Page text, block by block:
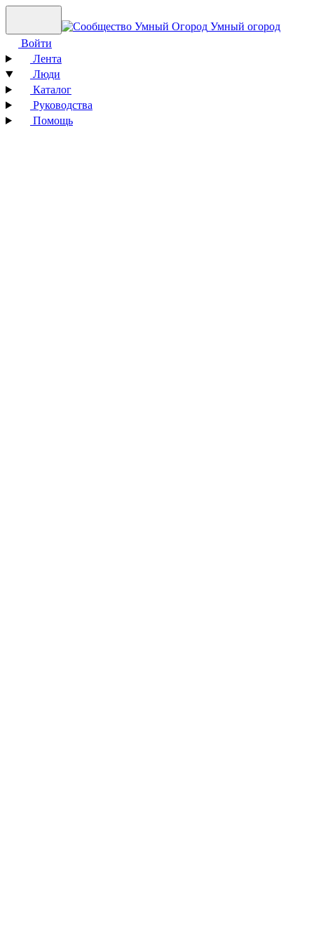
Умный огород
Войти
Лента
Люди
Каталог
Руководства
Помощь